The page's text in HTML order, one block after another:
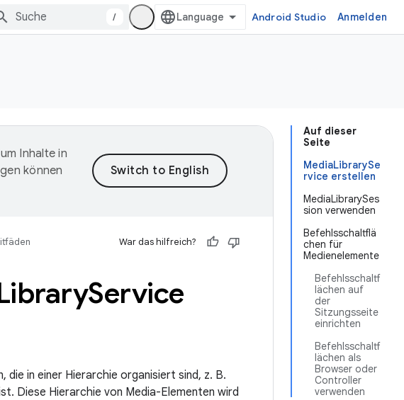
/ Android Studio Anmelden
Auf dieser
Seite
MediaLibrarySe
rvice erstellen
MediaLibrarySes
sion verwenden
Befehlsschaltflä
chen für
Medienelemente
Befehlsschaltf
lächen auf
der
Sitzungsseite
einrichten
Befehlsschaltf
lächen als
Browser oder
Controller
verwenden
Inhalte in
können
War das hilfreich?
Service
die in einer Hierarchie organisiert sind, z. B.
Diese Hierarchie von Media-Elementen wird